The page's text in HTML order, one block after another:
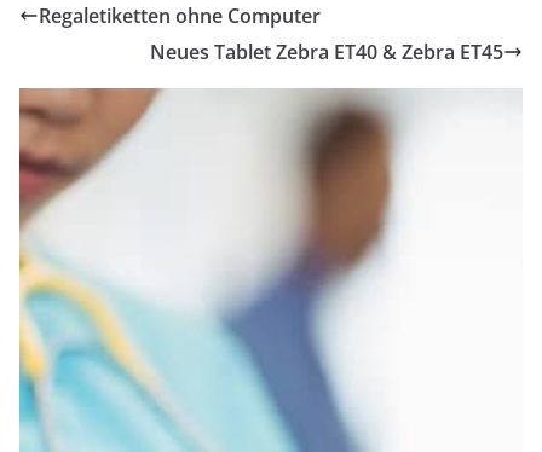
Regaletiketten ohne Computer
Neues Tablet Zebra ET40 & Zebra ET45